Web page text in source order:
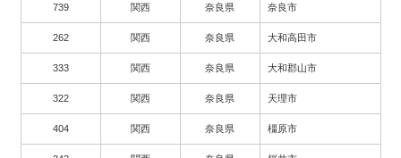
739 関西 奈良県 奈良市
262 関西 奈良県 大和高田市
333 関西 奈良県 大和郡山市
322 関西 奈良県 天理市
404 関西 奈良県 橿原市